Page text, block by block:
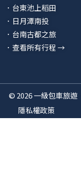
．台東池上稻田
．日月潭南投
．台南古都之旅
．查看所有行程 →
© 2026 一級包車旅
隱私權政策